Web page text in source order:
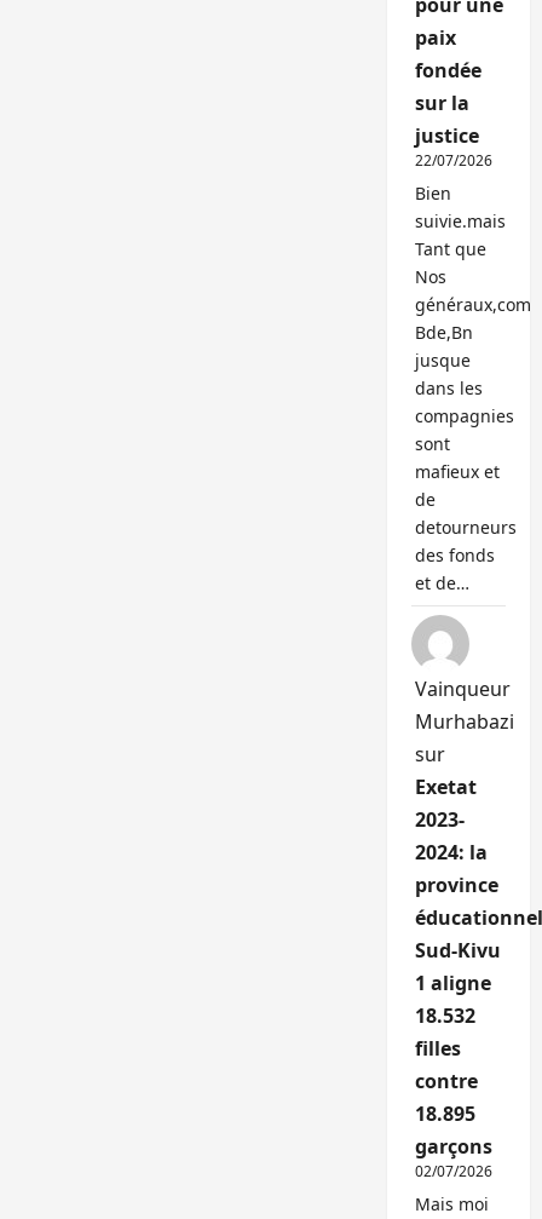
paix
fondée
sur la
justice
22/07/2026
Bien
suivie.mais
Tant que
Nos
généraux,com
Bde,Bn
jusque
dans les
compagnies
sont
mafieux et
de
detourneurs
des fonds
et de…
Vainqueur
Murhabazi
sur
Exetat
2023-
2024: la
province
Sud-Kivu
1 aligne
18.532
filles
contre
18.895
garçons
02/07/2026
Mais moi